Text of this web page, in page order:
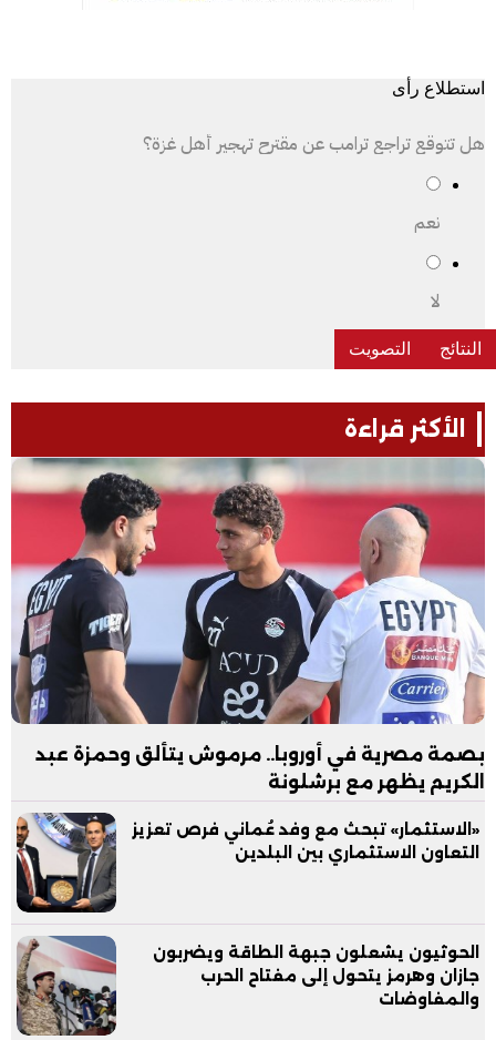
استطلاع رأى
هل تتوقع تراجع ترامب عن مقترح تهجير أهل غزة؟
نعم
لا
الأكثر قراءة
بصمة مصرية في أوروبا.. مرموش يتألق وحمزة عبد
الكريم يظهر مع برشلونة
«الاستثمار» تبحث مع وفد عُماني فرص تعزيز
التعاون الاستثماري بين البلدين
الحوثيون يشعلون جبهة الطاقة ويضربون
جازان وهرمز يتحول إلى مفتاح الحرب
والمفاوضات